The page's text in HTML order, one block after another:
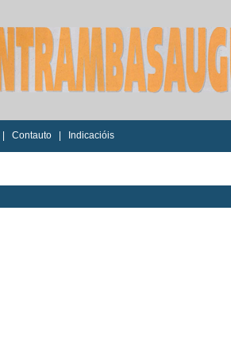
Contauto Indicacióis